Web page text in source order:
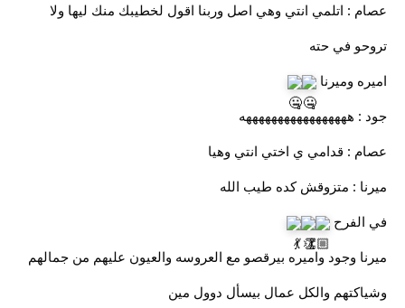
عصام : اتلمي انتي وهي اصل وربنا اقول لخطيبك منك ليها ولا
تروحو في حته
اميره وميرنا
جود : هههههههههههههههههه
عصام : قدامي ي اختي انتي وهيا
ميرنا : متزوقش كده طيب الله
في الفرح
ميرنا وجود واميره بيرقصو مع العروسه والعيون عليهم من جمالهم
وشياكتهم والكل عمال بيسأل دوول مين